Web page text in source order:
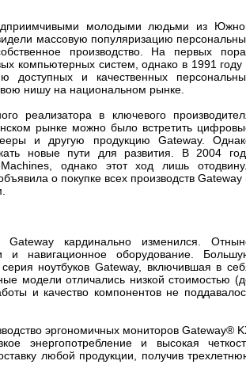
молодыми людьми из
массовую популяризацию
производство. На первых
компьютерных систем, однако в 1991 году
доступных и качественных
нишу на национальном рынке.
реализатора в ключевого
рынке можно было встретить
и другую продукцию Gateway.
новые пути для развития. В 2004
однако этот ход лишь
о покупке всех производств Gateway
кардинально изменился.
и навигационное оборудование.
ноутбуков Gateway, включившая в
модели отличались низкой стоимостью
и качество компонентов не
эргономичных мониторов Gateway®
энергопотребление и высокая
любой продукции, получив